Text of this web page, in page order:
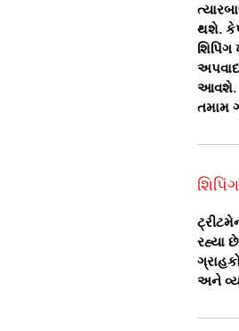
થશે.
આવશે.
તમામ
રહ્યા
અને